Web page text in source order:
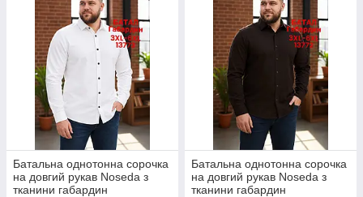
Батальна однотонна сорочка
на довгий рукав Noseda з
тканини габардин
Батальна однотонна сорочка
на довгий рукав Noseda з
тканини габардин